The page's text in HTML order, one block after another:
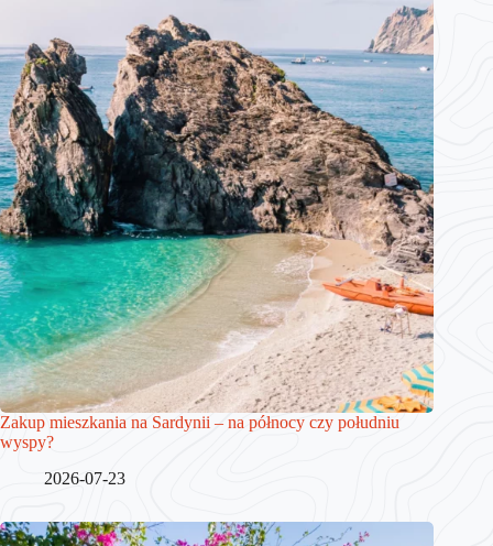
Zakup mieszkania na Sardynii – na północy czy południu
wyspy?
2026-07-23